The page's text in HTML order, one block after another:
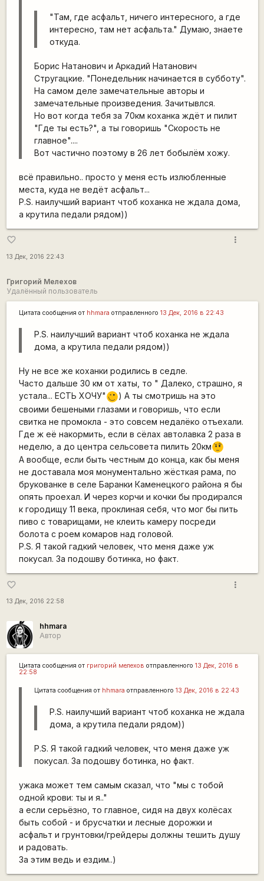
"Там, где асфальт, ничего интересного, а где
интересно, там нет асфальта." Думаю, знаете
откуда.
Борис Натанович и Аркадий Натанович
Стругацкие. "Понедельник начинается в субботу".
На самом деле замечательные авторы и
замечательные произведения. Зачитывлся.
Но вот когда тебя за 70км коханка ждёт и пилит
"Где ты есть?", а ты говоришь "Скорость не
главное"....
Вот частично поэтому в 26 лет бобылём хожу.
всё правильно.. просто у меня есть излюбленные
места, куда не ведёт асфальт...
P.S. наилучший вариант чтоб коханка не ждала дома,
а крутила педали рядом))
favorite_border
13 Дек, 2016 22:43
more_vert
Григорий Мелехов
Удалённый пользователь
Цитата сообщения от hhmara отправленного 13 Дек, 2016 в 22:43
P.S. наилучший вариант чтоб коханка не ждала
дома, а крутила педали рядом))
Ну не все же коханки родились в седле.
Часто дальше 30 км от хаты, то " Далеко, страшно, я
устала... ЕСТЬ ХОЧУ" ;) ) А ты смотришь на это
своими бешеными глазами и говоришь, что если
свитка не промокла - это совсем недалёко отъехали.
Где ж её накормить, если в сёлах автолавка 2 раза в
неделю, а до центра сельсовета пилить 20км???
А вообще, если быть честным до конца, как бы меня
не доставала моя монументально жёсткая рама, по
брукованке в селе Баранки Каменецкого района я бы
опять проехал. И через корчи и кочки бы продирался
к городищу 11 века, проклиная себя, что мог бы пить
пиво с товарищами, не клеить камеру посреди
болота с роем комаров над головой.
P.S. Я такой гадкий человек, что меня даже уж
покусал. За подошву ботинка, но факт.
favorite_border
13 Дек, 2016 22:58
more_vert
hhmara
Автор
Цитата сообщения от григорий мелехов отправленного 13 Дек, 2016 в
22:58
Цитата сообщения от hhmara отправленного 13 Дек, 2016 в 22:43
P.S. наилучший вариант чтоб коханка не ждала
дома, а крутила педали рядом))
P.S. Я такой гадкий человек, что меня даже уж
покусал. За подошву ботинка, но факт.
ужака может тем самым сказал, что "мы с тобой
одной крови: ты и я.."
а если серьёзно, то главное, сидя на двух колёсах
быть собой - и брусчатки и лесные дорожки и
асфальт и грунтовки/грейдеры должны тешить душу
и радовать.
За этим ведь и ездим..)